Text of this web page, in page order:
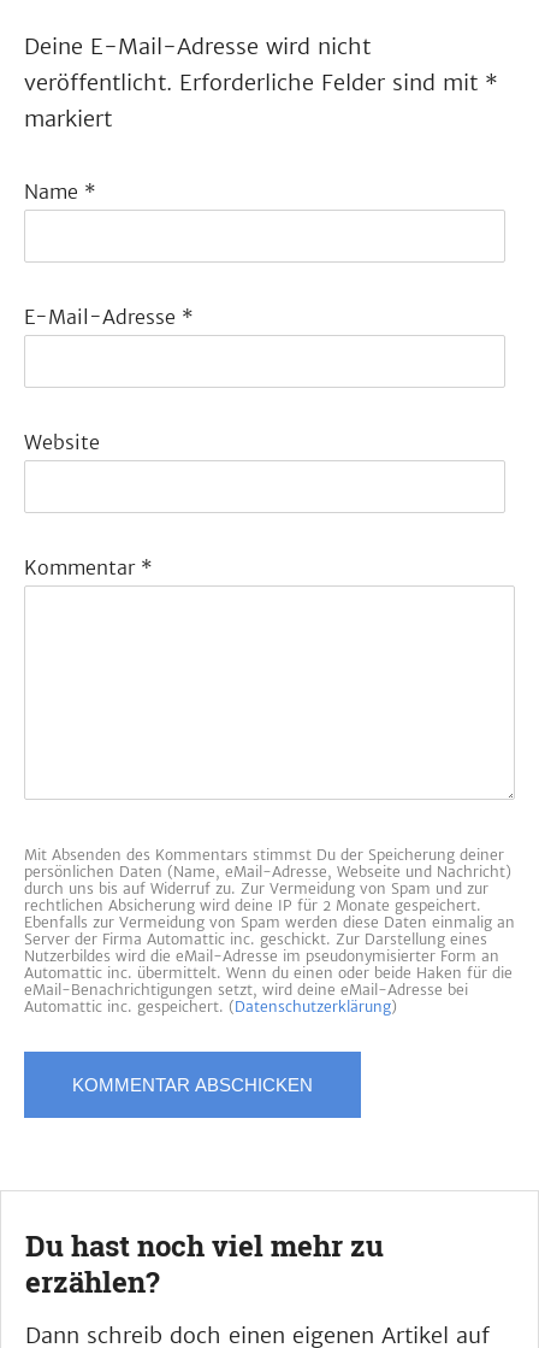
Deine E-Mail-Adresse wird nicht
veröffentlicht. Erforderliche Felder sind mit *
markiert
Name *
E-Mail-Adresse *
Website
Kommentar *
Mit Absenden des Kommentars stimmst Du der Speicherung deiner
persönlichen Daten (Name, eMail-Adresse, Webseite und Nachricht)
durch uns bis auf Widerruf zu. Zur Vermeidung von Spam und zur
rechtlichen Absicherung wird deine IP für 2 Monate gespeichert.
Ebenfalls zur Vermeidung von Spam werden diese Daten einmalig an
Server der Firma Automattic inc. geschickt. Zur Darstellung eines
Nutzerbildes wird die eMail-Adresse im pseudonymisierter Form an
Automattic inc. übermittelt. Wenn du einen oder beide Haken für die
eMail-Benachrichtigungen setzt, wird deine eMail-Adresse bei
Automattic inc. gespeichert. (Datenschutzerklärung)
Du hast noch viel mehr zu
erzählen?
Dann schreib doch einen eigenen Artikel auf